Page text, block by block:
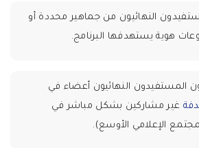
النهائيون من جماهير محددة أو
هوية يستهدفها البرنامج.
المستفيدون النهائيون أعضاء في
غير مشاركين بشكل مباشر في
الإعلامي الأوسع).